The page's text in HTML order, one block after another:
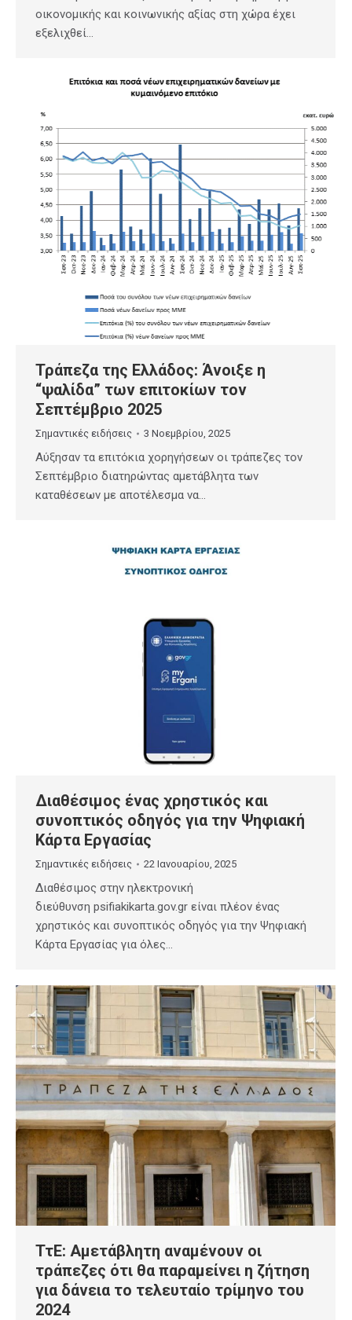
οικονομικής και κοινωνικής αξίας στη χώρα έχει
εξελιχθεί…
Τράπεζα της Ελλάδος: Άνοιξε η
“ψαλίδα” των επιτοκίων τον
Σεπτέμβριο 2025
Σημαντικές ειδήσεις 3 Νοεμβρίου, 2025
Αύξησαν τα επιτόκια χορηγήσεων οι τράπεζες τον
Σεπτέμβριο διατηρώντας αμετάβλητα των
καταθέσεων με αποτέλεσμα να…
Διαθέσιμος ένας χρηστικός και
συνοπτικός οδηγός για την Ψηφιακή
Κάρτα Εργασίας
Σημαντικές ειδήσεις 22 Ιανουαρίου, 2025
Διαθέσιμος στην ηλεκτρονική
διεύθυνση psifiakikarta.gov.gr είναι πλέον ένας
χρηστικός και συνοπτικός οδηγός για την Ψηφιακή
Κάρτα Εργασίας για όλες…
ΤτΕ: Αμετάβλητη αναμένουν οι
τράπεζες ότι θα παραμείνει η ζήτηση
για δάνεια το τελευταίο τρίμηνο του
2024